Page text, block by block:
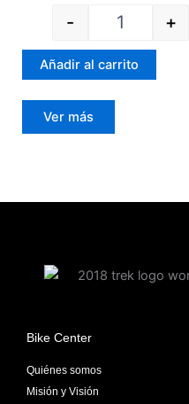
- +
Añadir al carrito
Ver más
Bike Center
Quiénes somos
Misión y Visión